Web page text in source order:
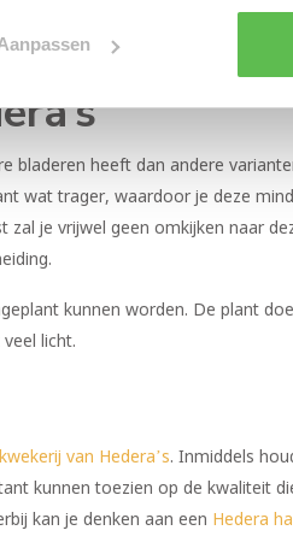
In tegenstelling tot een andere
willen realiseren.
heeft dan andere
wat trager, waardoor je deze
je vrijwel geen omkijken naar
kunnen worden. De plant
licht.
kwekerij van Hedera’s. Inmiddels
kunnen toezien op de kwaliteit
kan je denken aan een Hedera